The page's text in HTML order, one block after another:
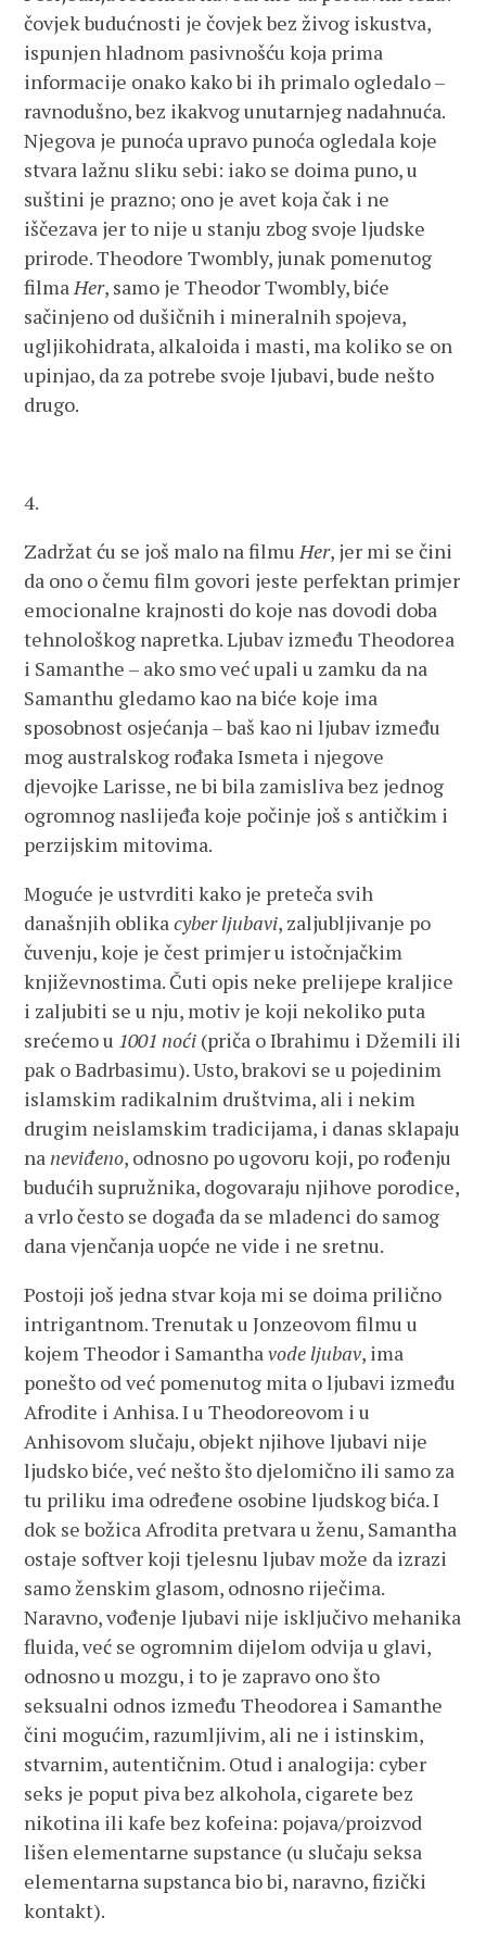
čovjek budućnosti je čovjek bez živog iskustva,
ispunjen hladnom pasivnošću koja prima
informacije onako kako bi ih primalo ogledalo –
ravnodušno, bez ikakvog unutarnjeg nadahnuća.
Njegova je punoća upravo punoća ogledala koje
stvara lažnu sliku sebi: iako se doima puno, u
suštini je prazno; ono je avet koja čak i ne
iščezava jer to nije u stanju zbog svoje ljudske
prirode. Theodore Twombly, junak pomenutog
filmaHer, samo je Theodor Twombly, biće
sačinjeno od dušičnih i mineralnih spojeva,
ugljikohidrata, alkaloida i masti, ma koliko se on
upinjao, da za potrebe svoje ljubavi, bude nešto
drugo.
4.
Zadržat ću se još malo na filmuHer, jer mi se čini
da ono o čemu film govori jeste perfektan primjer
emocionalne krajnosti do koje nas dovodi doba
tehnološkog napretka. Ljubav između Theodorea
i Samanthe – ako smo već upali u zamku da na
Samanthu gledamo kao na biće koje ima
sposobnost osjećanja – baš kao ni ljubav između
mog australskog rođaka Ismeta i njegove
djevojke Larisse, ne bi bila zamisliva bez jednog
ogromnog naslijeđa koje počinje još s antičkim i
perzijskim mitovima.
Moguće je ustvrditi kako je preteča svih
današnjih oblikacyber ljubavi, zaljubljivanje po
čuvenju, koje je čest primjer u istočnjačkim
književnostima. Čuti opis neke prelijepe kraljice
i zaljubiti se u nju, motiv je koji nekoliko puta
srećemo u 1001 noći (priča o Ibrahimu i Džemili ili
pak o Badrbasimu). Usto, brakovi se u pojedinim
islamskim radikalnim društvima, ali i nekim
drugim neislamskim tradicijama, i danas sklapaju
na neviđeno, odnosno po ugovoru koji, po rođenju
budućih supružnika, dogovaraju njihove porodice,
a vrlo često se događa da se mladenci do samog
dana vjenčanja uopće ne vide i ne sretnu.
Postoji još jedna stvar koja mi se doima prilično
intrigantnom. Trenutak u Jonzeovom filmu u
kojem Theodor i Samanthavode ljubav, ima
ponešto od već pomenutog mita o ljubavi između
Afrodite i Anhisa. I u Theodoreovom i u
Anhisovom slučaju, objekt njihove ljubavi nije
ljudsko biće, već nešto što djelomično ili samo za
tu priliku ima određene osobine ljudskog bića. I
dok se božica Afrodita pretvara u ženu, Samantha
ostaje softver koji tjelesnu ljubav može da izrazi
samo ženskim glasom, odnosno riječima.
Naravno, vođenje ljubavi nije isključivo mehanika
fluida, već se ogromnim dijelom odvija u glavi,
odnosno u mozgu, i to je zapravo ono što
seksualni odnos između Theodorea i Samanthe
čini mogućim, razumljivim, ali ne i istinskim,
stvarnim, autentičnim. Otud i analogija: cyber
seks je poput piva bez alkohola, cigarete bez
nikotina ili kafe bez kofeina: pojava/proizvod
lišen elementarne supstance (u slučaju seksa
elementarna supstanca bio bi, naravno, fizički
kontakt).